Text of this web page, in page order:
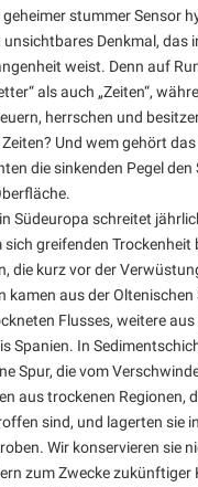
stummer Sensor
unsichtbares Denkmal, das
weist. Denn auf
als auch „Zeiten“,
herrschen und
Und wem gehört
die sinkenden Pegel den
Südeuropa schreitet
greifenden Trockenheit
die kurz vor der
kamen aus der
Flusses, weitere
Spanien. In
Spur, die vom
aus trockenen Regionen,
sind, und lagerten sie
Wir konservieren sie
zum Zwecke zukünftiger